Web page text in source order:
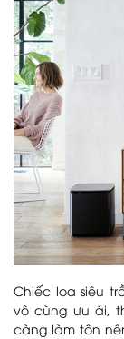
Chiếc loa siêu
vô cùng ưu ái,
càng làm tôn